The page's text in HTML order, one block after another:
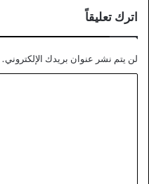
اترك تعليقاً
لن يتم نشر عنوان بريدك الإلكتروني.